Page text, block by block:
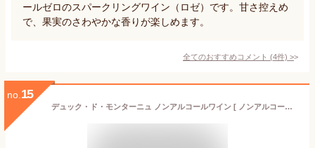
ールゼロのスパークリングワイン（ロゼ）です。甘さ控えめ
で、果実のさわやかな香りが楽しめます。
全てのおすすめコメント (4件) >
no. 15
デュック・ド・モンターニュ ノンアルコールワイン [ ノンアルコール 750ml ]